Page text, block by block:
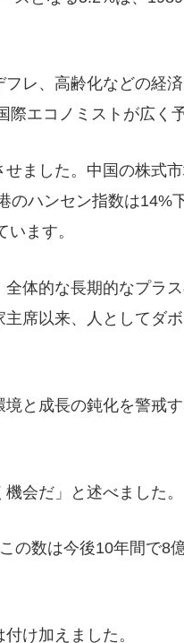
レ、高齢化などの経
エコノミストが広く
ました。中国の株式
のハンセン指数は14%
ます。
全体的な長期的なプラ
席以来、人としてダ
と成長の鈍化を警戒
会だ」と述べました。
の数は今後10年間で8
け加えました。